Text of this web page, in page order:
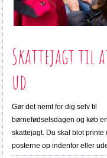
Skattejagt til
ud
Gør det nemt for dig selv til
børnefødselsdagen og køb
skattejagt. Du skal blot
posterne op indenfor eller